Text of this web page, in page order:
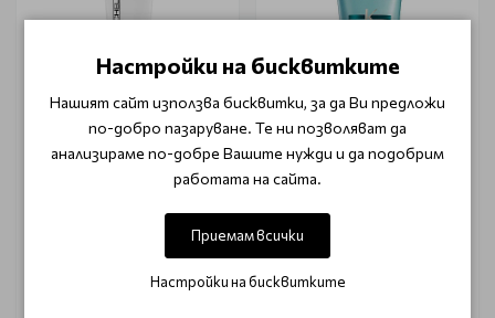
PAUL MITCHELL
Protect Reconstructive
за изтощена коса
Kerastase Ciment Anti-
usure 200мл.
€ 35.20
Настройки на бисквитките
Нашият сайт използва бисквитки, за да Ви предложи
по-добро пазаруване. Те ни позволяват да
анализираме по-добре Вашите нужди и да подобрим
работата на сайта.
Приемам всички
Настройки на бисквитките